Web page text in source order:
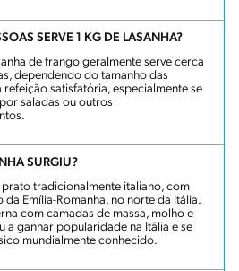
SERVE 1 KG DE LASANHA?​
de frango geralmente serve cerca
dependendo do tamanho das
refeição satisfatória, especialmente se
saladas ou outros
SURGIU?
prato tradicionalmente italiano, com
da Emília-Romanha, no norte da Itália.
com camadas de massa, molho e
a ganhar popularidade na Itália e se
mundialmente conhecido.